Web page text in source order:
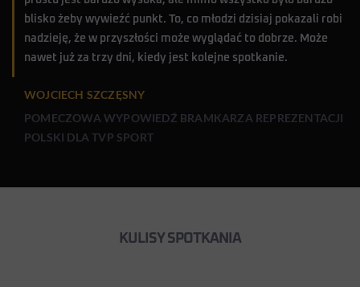
blisko żeby wywieźć punkt. To, co młodzi dzisiaj pokazali robi
nadzieję, że w przyszłości może wyglądać to dobrze. Może
nawet już za trzy dni, kiedy jest kolejne spotkanie.
WOJCIECH SZCZĘSNY
POMECZOWA WYPOWIEDŹ BRAMKARZA REPREZENTACJI
POLSKI DLA TVP SPORT
KULISY SPOTKANIA